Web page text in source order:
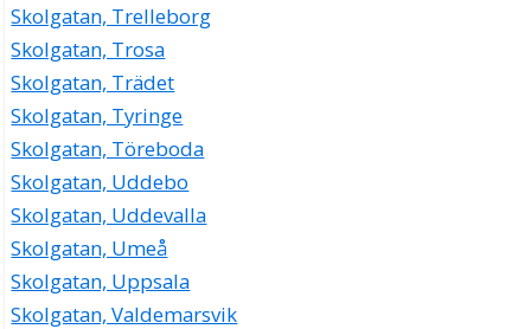
Skolgatan, Trelleborg
Skolgatan, Trosa
Skolgatan, Trädet
Skolgatan, Tyringe
Skolgatan, Töreboda
Skolgatan, Uddebo
Skolgatan, Uddevalla
Skolgatan, Umeå
Skolgatan, Uppsala
Skolgatan, Valdemarsvik